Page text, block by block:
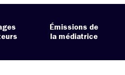
Émissions de
la médiatrice